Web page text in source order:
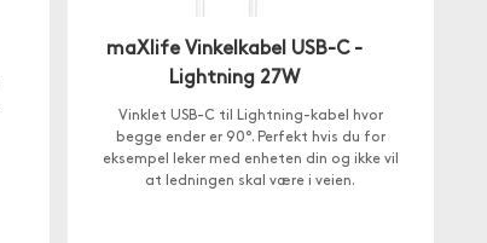
maXlife Vinkelkabel USB-C -
Lightning 27W
Vinklet USB-C til Lightning-kabel hvor
begge ender er 90°. Perfekt hvis du for
eksempel leker med enheten din og ikke vil
at ledningen skal være i veien.